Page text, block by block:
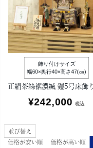
飾り付けサイズ
幅60×奥行40×高さ47(㎝)
¥242,000 税込
並び替え
価格が安い順
価格が高い順